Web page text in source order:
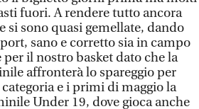
fuori. A rendere tutto ancora
si sono quasi gemellate, dando
sano e corretto sia in campo
il nostro basket dato che la
affronterà lo spareggio per
e i primi di maggio la
Under 19, dove gioca anche